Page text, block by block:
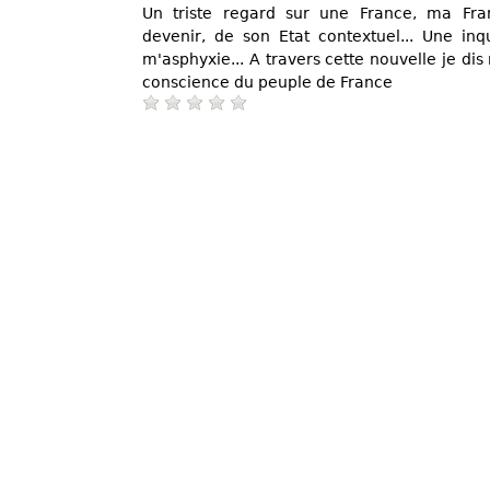
Un triste regard sur une France, ma
devenir, de son Etat contextuel... Une
m'asphyxie... A travers cette nouvelle je
conscience du peuple de France